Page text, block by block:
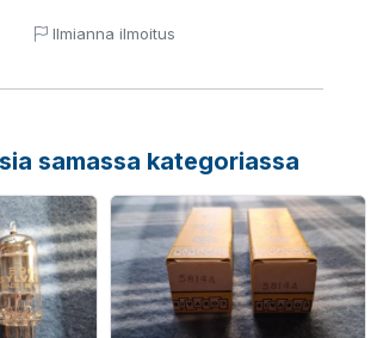
Ilmianna ilmoitus
samassa kategoriassa